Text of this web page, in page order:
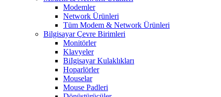
Modemler
Network Ürünleri
Tüm Modem & Network Ürünleri
Bilgisayar Çevre Birimleri
Monitörler
Klavyeler
BiIgisayar Kulaklıkları
Hoparlörler
Mouselar
Mouse Padleri